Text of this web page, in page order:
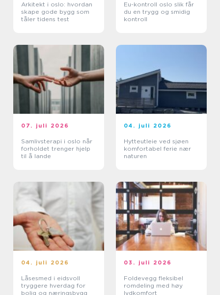
Arkitekt i oslo: hvordan
skape gode bygg som
tåler tidens test
Eu-kontroll oslo slik får
du en trygg og smidig
kontroll
07. juli 2026
Samlivsterapi i oslo når
forholdet trenger hjelp
til å lande
04. juli 2026
Hytteutleie ved sjøen
komfortabel ferie nær
naturen
04. juli 2026
Låsesmed i eidsvoll
tryggere hverdag for
bolig og næringsbygg
03. juli 2026
Foldevegg fleksibel
romdeling med høy
lydkomfort